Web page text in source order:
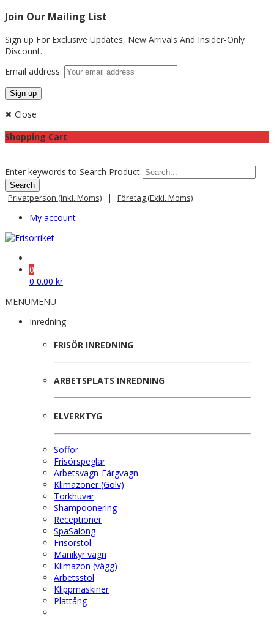
Join Our Mailing List
Sign up For Exclusive Updates, New Arrivals And Insider-Only
Discount.
Email address:
✖ Close
Shopping Cart
Enter keywords to Search Product
Privatperson (inkl. Moms) | Företag (exkl. Moms)
My account
0
0 0.00 kr
MENUMENU
Inredning
FRISÖR INREDNING
ARBETSPLATS INREDNING
ELVERKTYG
Soffor
Frisörspeglar
Arbetsvagn-Färgvagn
Klimazoner (Golv)
Torkhuvar
Shampoonering
Receptioner
SpaSalong
Frisörstol
Manikyr vagn
Klimazon (vägg)
Arbetsstol
Klippmaskiner
Plattång